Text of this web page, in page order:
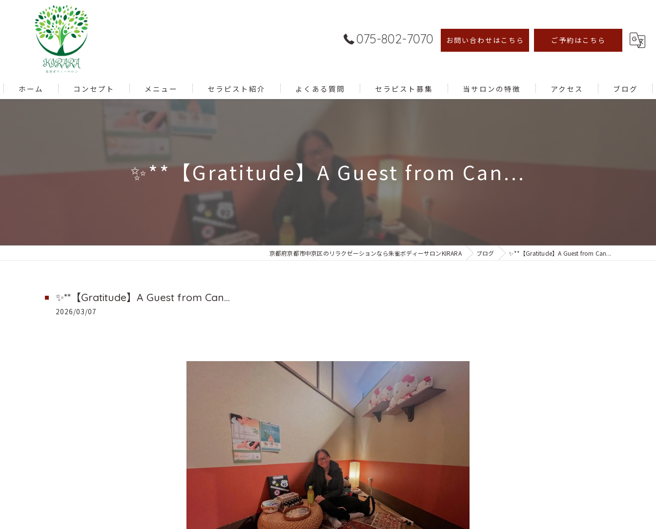
075-802-7070 お問い合わせはこちら ご予約はこちら
ホーム コンセプト メニュー セラピスト紹介 よくある質問 セラピスト募集 当サロンの特徴
むくみ
アクセス ブログ
✨**【Gratitude】A Guest from Can...
京都府京都市中京区のリラクゼーションなら朱雀ボディーサロンKIRARA ブログ ✨**【Gratitude】A Guest from Can...
✨**【Gratitude】A Guest from Can...
2026/03/07